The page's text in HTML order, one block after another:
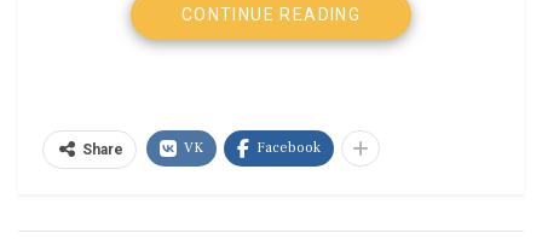
población, por sus palabras y acciones, parecen
haber aceptado la ignominiosa tesis de
CONTINUE READING
Share VK Facebook